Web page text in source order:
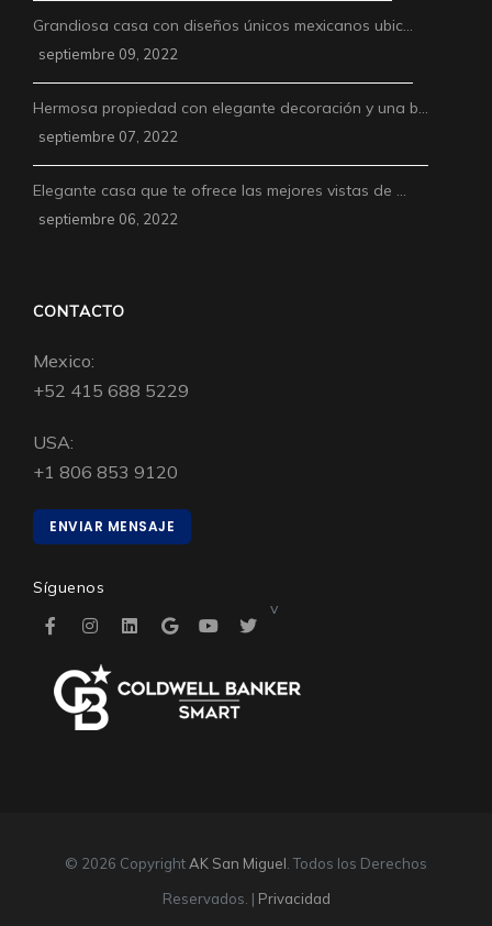
Grandiosa casa con diseños únicos mexicanos ubic…
septiembre 09, 2022
Hermosa propiedad con elegante decoración y una b…
septiembre 07, 2022
Elegante casa que te ofrece las mejores vistas de …
septiembre 06, 2022
CONTACTO
Mexico:
+52 415 688 5229
USA:
+1 806 853 9120
ENVIAR MENSAJE
Síguenos
v
© 2026 CopyrightAK San Miguel. Todos los Derechos
Reservados. | Privacidad